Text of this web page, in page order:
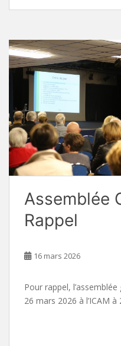
Assemblée
Rappel
16 mars 2026
Pour rappel,
26 mars 2026 à l’ICAM à